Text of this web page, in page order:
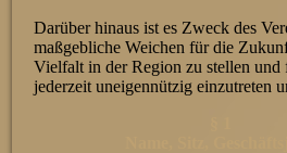
Darüber hinaus ist es Zweck des
maßgebliche Weichen für die
Vielfalt in der Region zu stellen und
jederzeit uneigennützig einzutreten